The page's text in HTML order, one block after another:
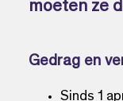
Gedrag en
Sinds 1